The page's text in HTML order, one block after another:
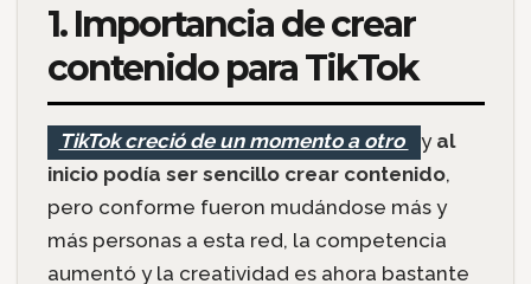
1. Importancia de crear
contenido para TikTok
TikTok creció de un momento a otro y al
inicio podía ser sencillo crear contenido,
pero conforme fueron mudándose más y
más personas a esta red, la competencia
aumentó y la creatividad es ahora bastante